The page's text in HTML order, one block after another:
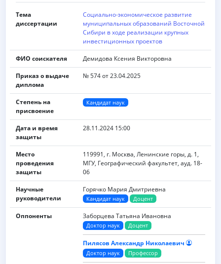
Тема
диссертации
Социально-экономическое развитие
муниципальных образований Восточной
Сибири в ходе реализации крупных
инвестиционных проектов
ФИО соискателя Демидова Ксения Викторовна
Приказ о выдаче
диплома
№ 574 от 23.04.2025
Степень на
присвоение
Кандидат наук
Дата и время
защиты
28.11.2024 15:00
Место
проведения
защиты
119991, г. Москва, Ленинские горы, д. 1,
МГУ, Географический факультет, ауд. 18-
06
Научные
руководители
Горячко Мария Дмитриевна
Кандидат наук Доцент
Оппоненты Заборцева Татьяна Ивановна
Доктор наук Доцент
Пилясов Александр Николаевич
Доктор наук Профессор